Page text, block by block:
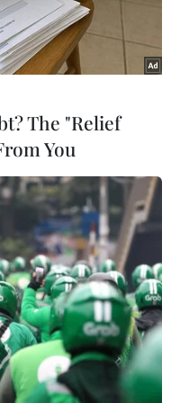
(Ảnh: TTXVN phát)
Lưới, tỉnh Thừa
huyện vừa xảy
81 ngôi nhà,
toàn, một người
The "Relief
You